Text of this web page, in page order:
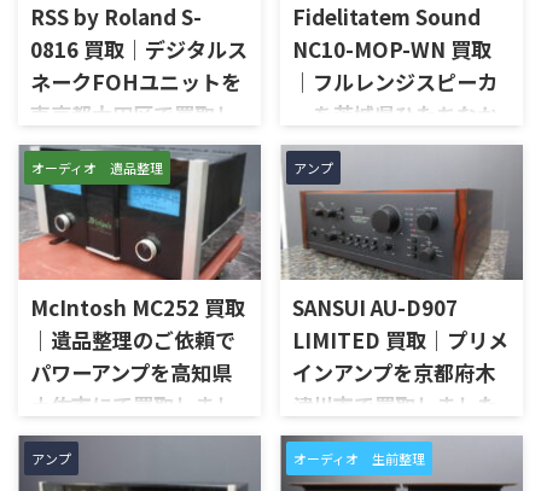
RSS by Roland S-
0816 買取｜デジタルス
ネークFOHユニットを
東京都大田区で買取し
ました
東京都大田区で、RSS by
Rolandのデジタルスネーク
FOHユニット「S-0816」を出
張買取させていただきまし
た。今回のお品物は、REACに
対応した8入力16出力構成の
Digital Snake FOH Unitで、通
電状態、各XLR入力、XLR出
力、REAC端子、REMOTE端
子、MUTE ALL OUTPUTS、各イ
ンジケーター、外観コンディシ
ョン、電源コードやラックマウ
ント金具など付属品の有無を
Fidelitatem Sound
NC10-MOP-WN 買取
｜フルレンジスピーカ
ーを茨城県ひたちなか
市で買取しました
茨城県ひたちなか市で、
Fidelitatem Soundのフルレン
ジスピーカー「NC10-MOP-
WN」を出張買取させていただ
きました。今回のお品物は、
Markaudioのフルレンジユニッ
トを使用したNC10系のスピー
カーシステムで、左右ペアの音
出し状態、ユニットの状態、
無垢材エンクロージャー、スピ
ーカー端子、外観コンディショ
ン、元箱や取扱資料など付属品
の有無を確認しながら査定い
オーディオ 遺品整理
McIntosh MC252 買取
｜遺品整理のご依頼で
パワーアンプを高知県
土佐市にて買取しまし
た
高知県土佐市で、遺品整理に伴
アンプ
SANSUI AU-D907
LIMITED 買取｜プリメ
インアンプを京都府木
津川市で買取しました
京都府木津川市で、SANSUIの
プリメインアンプ「AU-D907
アンプ オーディオ 生前整理